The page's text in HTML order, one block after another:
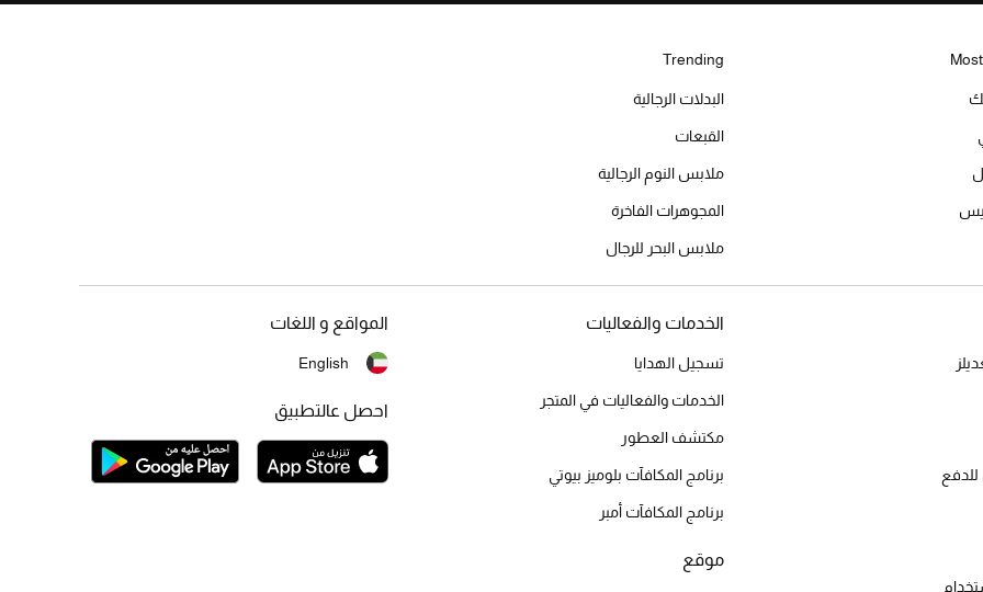
Trending
البدلات الرجالية
القبعات
ملابس النوم الرجالية
المجوهرات الفاخرة
ملابس البحر للرجال
الخدمات والفعاليات
تسجيل الهدايا
الخدمات والفعاليات في المتجر
مكتشف العطور
برنامج المكافآت بلوميز بيوتي
برنامج المكافآت أمبر
موقع
المواقع و اللغات
English
احصل عالتطبيق